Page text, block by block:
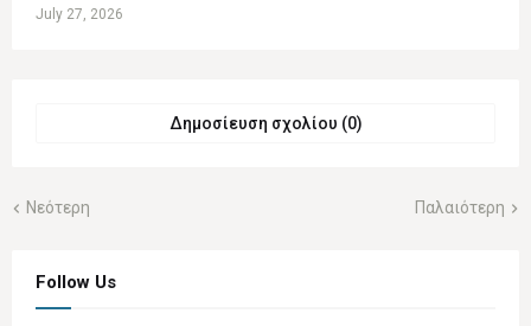
July 27, 2026
Δημοσίευση σχολίου (0)
Νεότερη Παλαιότερη
Follow Us